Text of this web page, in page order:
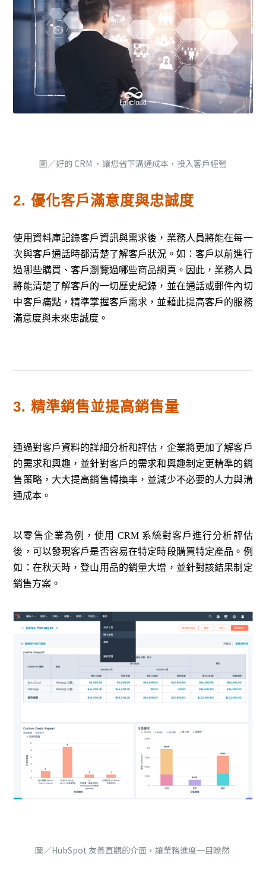
圖／好的 CRM ，讓您省下溝通成本，投入客戶經營
2. 優化客戶滿意度與忠誠度
使用資料庫記錄客戶資訊與需求後，業務人員將能在每一
次與客戶通話時都清楚了解客戶狀況。如：客戶以前進行
過哪些購買、客戶瀏覽過哪些商品網頁。因此，業務人員
將能清楚了解客戶的一切歷史紀錄，並在通話或郵件內切
中客戶痛點，精準掌握客戶需求，並藉此提高客戶的服務
滿意度與未來忠誠度。
3. 精準銷售並提高銷售量
通過對客戶資料的詳細分析和評估，企業將更加了解客戶
的需求和興趣，並針對客戶的需求和興趣制定更精準的銷
售策略，大大提高銷售轉換率，並減少不必要的人力與溝
通成本。
以零售企業為例，使用 CRM 系統對客戶進行分析評估
後，可以發現客戶是否容易在特定時段購買特定產品。例
如：在秋天時，登山用品的銷量大增，並針對該結果制定
銷售方案。
圖／HubSpot 友善直觀的介面，讓業務進度一目瞭然